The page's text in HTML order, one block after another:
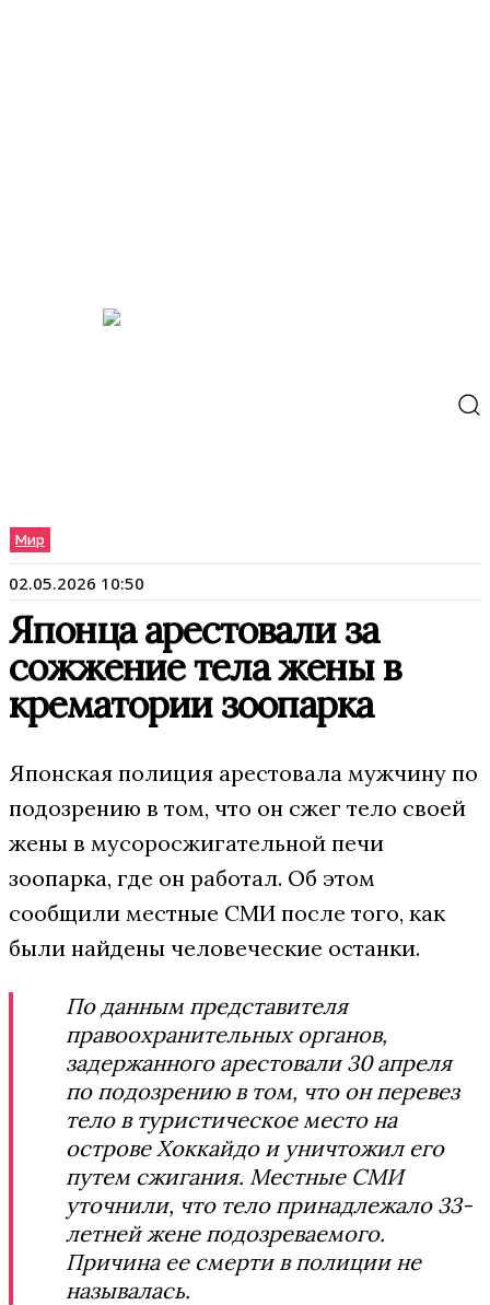
Мир
02.05.2026 10:50
Японца арестовали за
сожжение тела жены в
крематории зоопарка
Японская полиция арестовала мужчину по
подозрению в том, что он сжег тело своей
жены в мусоросжигательной печи
зоопарка, где он работал. Об этом
сообщили местные СМИ после того, как
были найдены человеческие останки.
По данным представителя
правоохранительных органов,
задержанного арестовали 30 апреля
по подозрению в том, что он перевез
тело в туристическое место на
острове Хоккайдо и уничтожил его
путем сжигания. Местные СМИ
уточнили, что тело принадлежало 33-
летней жене подозреваемого.
Причина ее смерти в полиции не
называлась.